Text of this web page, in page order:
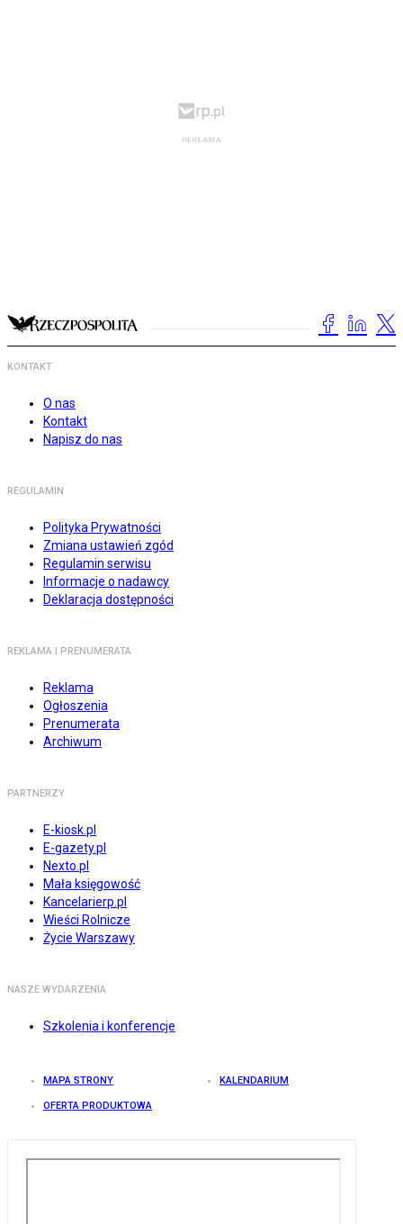
KONTAKT
O nas
Kontakt
Napisz do nas
REGULAMIN
Polityka Prywatności
Zmiana ustawień zgód
Regulamin serwisu
Informacje o nadawcy
Deklaracja dostępności
REKLAMA I PRENUMERATA
Reklama
Ogłoszenia
Prenumerata
Archiwum
PARTNERZY
E-kiosk.pl
E-gazety.pl
Nexto.pl
Mała księgowość
Kancelarierp.pl
Wieści Rolnicze
Życie Warszawy
NASZE WYDARZENIA
Szkolenia i konferencje
MAPA STRONY KALENDARIUM
OFERTA PRODUKTOWA